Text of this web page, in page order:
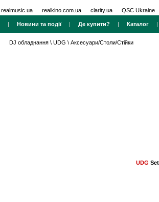
realmusic.ua realkino.com.ua clarity.ua QSC Ukraine
| Новини та події| Де купити? | Каталог
DJ обладнання \ UDG \ Аксесуари/Столи/Стійки
UDG